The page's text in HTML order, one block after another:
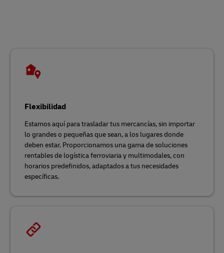
Flexibilidad
Estamos aquí para trasladar tus mercancías, sin importar
lo grandes o pequeñas que sean, a los lugares donde
deben estar. Proporcionamos una gama de soluciones
rentables de logística ferroviaria y multimodales, con
horarios predefinidos, adaptados a tus necesidades
específicas.